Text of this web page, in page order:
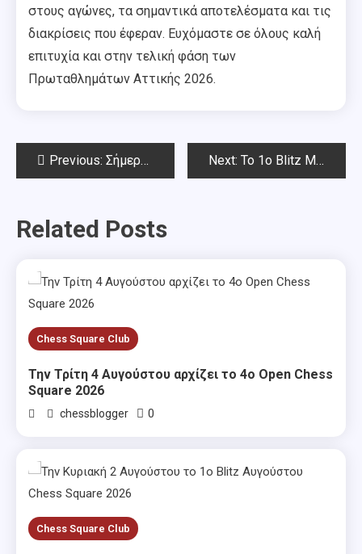
στους αγώνες, τα σημαντικά αποτελέσματα και τις
διακρίσεις που έφεραν. Ευχόμαστε σε όλους καλή
επιτυχία και στην τελική φάση των
Πρωταθλημάτων Αττικής 2026.
PostPrevious: Σήμερα Κυριακή 1 Μαρτίου το 1ο Blitz Μαρτίου Chess Square 2026 Next: Το 1ο Blitz Μαρτίου Chess Square 2026-Αποτελέσματα
Related Posts
Chess Square Club
Την Τρίτη 4 Αυγούστου αρχίζει το 4ο Open Chess
Square 2026
chessblogger 0
Chess Square Club